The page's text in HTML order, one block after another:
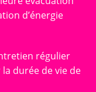
d’énergie
régulier
durée de vie de